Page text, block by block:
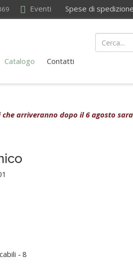
Eventi Spese di spedizione
Catalogo Contatti
arriveranno dopo il 6 agosto
- 8